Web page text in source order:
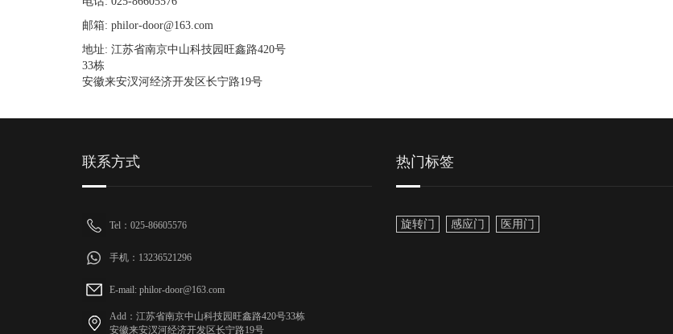
邮箱: philor-door@163.com
地址: 江苏省南京中山科技园旺鑫路420号
33栋
安徽来安汊河经济开发区长宁路19号
联系方式
Tel：025-86605576
手机：13236521296
E-mail: philor-door@163.com
Add：江苏省南京中山科技园旺鑫路420号33栋
安徽来安汊河经济开发区长宁路19号
热门标签
旋转门 感应门 医用门